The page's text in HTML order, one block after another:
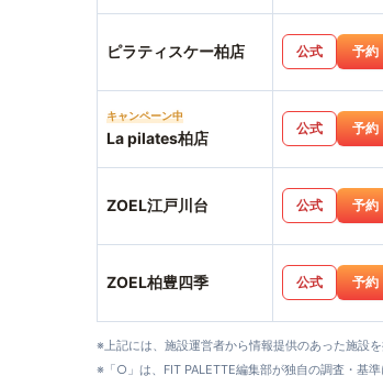
ピラティスケー柏店 公式 予約
キャンペーン中
La pilates柏店
公式 予約
ZOEL江戸川台 公式 予約
ZOEL柏豊四季 公式 予約
※上記には、施設運営者から情報提供のあった施設
※「○」は、FIT PALETTE編集部が独自の調査・基準